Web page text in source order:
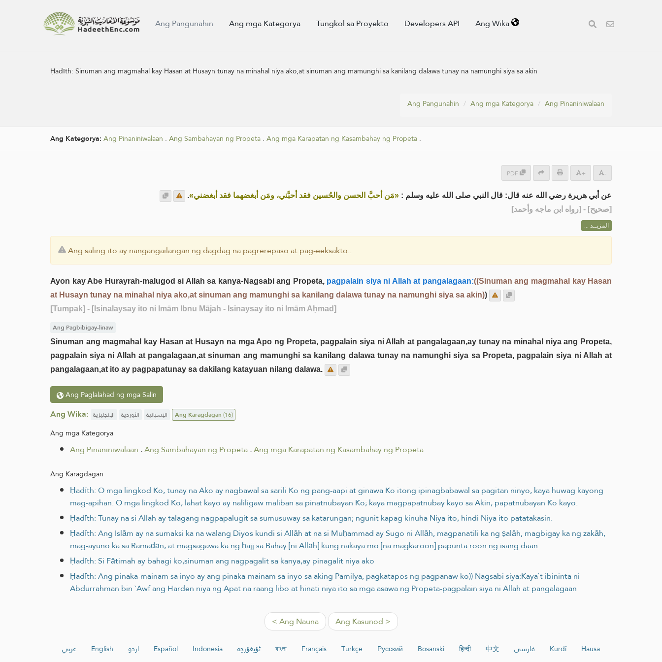
Ang Pangunahin Ang mga Kategorya Tungkol sa Proyekto Developers API Ang Wika
Ḥadīth:Sinuman ang magmahal kay Hasan at Husayn tunay na minahal niya ako,at sinuman ang mamunghi sa kanilang dalawa tunay na namunghi siya sa akin
Ang Pangunahin Ang mga Kategorya Ang Pinaniniwalaan
Ang Kategorya: Ang Pinaniniwalaan . Ang Sambahayan ng Propeta . Ang mga Karapatan ng Kasambahay ng Propeta .
PDF + -
عن أبي هريرة رضي الله عنه قال: قال النبي صلى الله عليه وسلم : «مَن أحبَّ الحسن والحُسين فقد أحبَّني، ومَن أبغضهما فقد أبغضني».
[صحيح] - [رواه ابن ماجه وأحمد]
المزيــد ...
Ang saling ito ay nangangailangan ng dagdag na pagrerepaso at pag-eeksakto..
Ayon kay Abe Hurayrah-malugod si Allah sa kanya-Nagsabi ang Propeta,pagpalain siya ni Allah at pangalagaan:((Sinuman ang magmahal kay Hasan
at Husayn tunay na minahal niya ako,at sinuman ang mamunghi sa kanilang dalawa tunay na namunghi siya sa akin))
[Tumpak] - [Isinalaysay ito ni Imām Ibnu Mājah - Isinaysay ito ni Imām Aḥmad]
Ang Pagbibigay-linaw
Sinuman ang magmahal kay Hasan at Husayn na mga Apo ng Propeta, pagpalain siya ni Allah at pangalagaan,ay tunay na minahal niya ang Propeta,
pagpalain siya ni Allah at pangalagaan,at sinuman ang mamunghi sa kanilang dalawa tunay na namunghi siya sa Propeta, pagpalain siya ni Allah at
pangalagaan,at ito ay pagpapatunay sa dakilang katayuan nilang dalawa.
Ang Paglalahad ng mga Salin
Ang Wika: الإنجليزية الأوردية الإسبانية Ang Karagdagan(16)
Ang mga Kategorya
Ang Pinaniniwalaan .Ang Sambahayan ng Propeta.Ang mga Karapatan ng Kasambahay ng Propeta
Ang Karagdagan
Ḥadīth: O mga lingkod Ko, tunay na Ako ay nagbawal sa sarili Ko ng pang-aapi at ginawa Ko itong ipinagbabawal sa pagitan ninyo, kaya huwag kayong
mag-apihan. O mga lingkod Ko, lahat kayo ay naliligaw maliban sa pinatnubayan Ko; kaya magpapatnubay kayo sa Akin, papatnubayan Ko kayo.
Ḥadīth: Tunay na si Allah ay talagang nagpapalugit sa sumusuway sa katarungan; ngunit kapag kinuha Niya ito, hindi Niya ito patatakasin.
Ḥadīth: Ang Islām ay na sumaksi ka na walang Diyos kundi si Allāh at na si Muḥammad ay Sugo ni Allāh, magpanatili ka ng ṣalāh, magbigay ka ng zakāh,
mag-ayuno ka sa Ramaḍān, at magsagawa ka ng ḥajj sa Bahay [ni Allāh] kung nakaya mo [na magkaroon] papunta roon ng isang daan
Ḥadīth: Si Fātimah ay bahagi ko,sinuman ang nagpagalit sa kanya,ay pinagalit niya ako
Ḥadīth: Ang pinaka-mainam sa inyo ay ang pinaka-mainam sa inyo sa aking Pamilya, pagkatapos ng pagpanaw ko)) Nagsabi siya:Kaya`t ibininta ni
Abdurrahman bin `Awf ang Harden niya ng Apat na raang libo at hinati niya ito sa mga asawa ng Propeta-pagpalain siya ni Allah at pangalagaan
< Ang Nauna Ang Kasunod >
عربي English اردو Español Indonesia ئۇيغۇرچە বাংলা Français Türkçe Русский Bosanski हिन्दी 中文 فارسی Kurdî
Hausa